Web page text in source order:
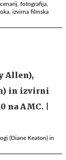
fotografija,
izvirna filmska
(Diane Keaton) in